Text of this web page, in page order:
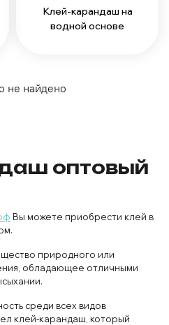
Клей-карандаш на
водной основе
не найдено
оптовый
Вы можете приобрести клей в
природного или
обладающее отличными
среди всех видов
клей-карандаш, который